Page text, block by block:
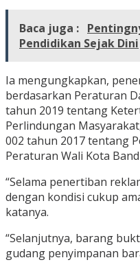
Baca juga :
Pendidikan Sejak Dini
Ia mengungkapkan,
berdasarkan Peraturan
tahun 2019 tentang
Perlindungan
002 tahun 2017 tentang
Peraturan Wali Kota
“Selama penertiban
dengan kondisi cukup
katanya.
“Selanjutnya, barang
gudang penyimpanan